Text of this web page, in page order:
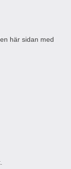
här sidan med